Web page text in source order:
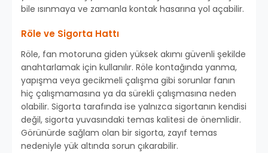
bile ısınmaya ve zamanla kontak hasarına yol açabilir.
Röle ve Sigorta Hattı
Röle, fan motoruna giden yüksek akımı güvenli şekilde
anahtarlamak için kullanılır. Röle kontağında yanma,
yapışma veya gecikmeli çalışma gibi sorunlar fanın
hiç çalışmamasına ya da sürekli çalışmasına neden
olabilir. Sigorta tarafında ise yalnızca sigortanın kendisi
değil, sigorta yuvasındaki temas kalitesi de önemlidir.
Görünürde sağlam olan bir sigorta, zayıf temas
nedeniyle yük altında sorun çıkarabilir.